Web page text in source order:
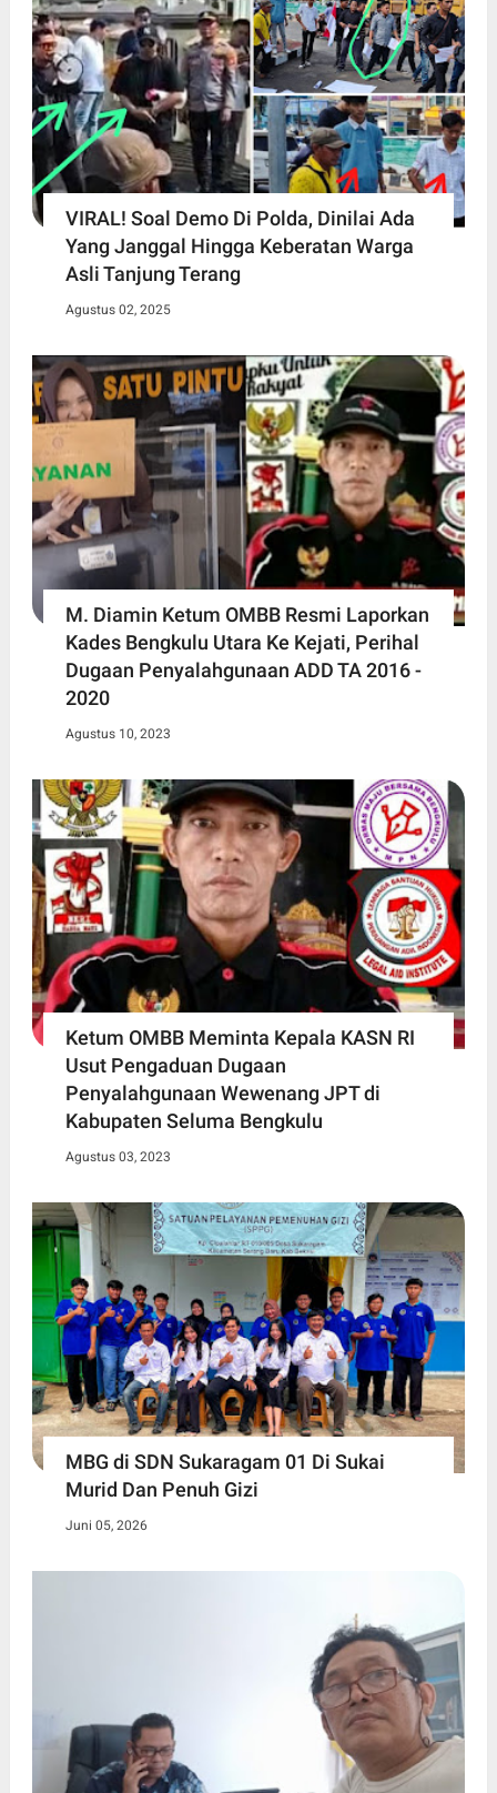
VIRAL! Soal Demo Di Polda, Dinilai Ada
Yang Janggal Hingga Keberatan Warga
Asli Tanjung Terang
Agustus 02, 2025
M. Diamin Ketum OMBB Resmi Laporkan
Kades Bengkulu Utara Ke Kejati, Perihal
Dugaan Penyalahgunaan ADD TA 2016 -
2020
Agustus 10, 2023
Ketum OMBB Meminta Kepala KASN RI
Usut Pengaduan Dugaan
Penyalahgunaan Wewenang JPT di
Kabupaten Seluma Bengkulu
Agustus 03, 2023
MBG di SDN Sukaragam 01 Di Sukai
Murid Dan Penuh Gizi
Juni 05, 2026